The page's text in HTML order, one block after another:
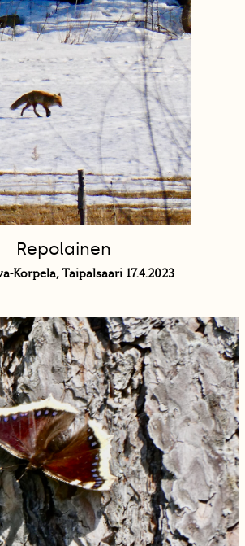
Repolainen
Korpela, Taipalsaari 17.4.2023